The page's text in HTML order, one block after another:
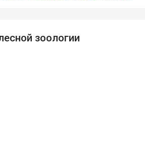
зоологии